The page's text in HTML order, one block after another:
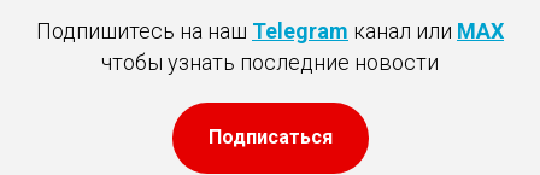
Подпишитесь на наш Telegram канал или MAX
чтобы узнать последние новости
Подписаться